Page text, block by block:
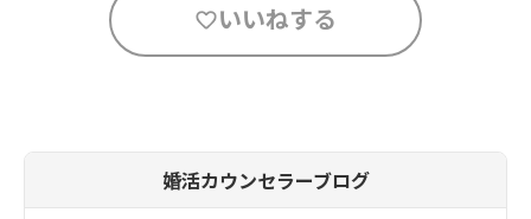
いいねする
婚活カウンセラーブログ